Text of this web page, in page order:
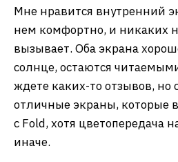
Мне нравится внутренний
нем комфортно, и никаких
вызывает. Оба экрана
солнце, остаются
ждете каких-то отзывов, но
отличные экраны, которые
с Fold, хотя цветопередача
иначе.